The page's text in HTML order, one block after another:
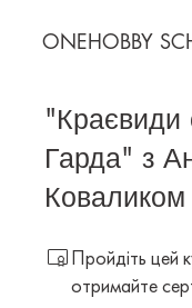
ONEHOBBY
"Краєвиди
Гарда" з
Коваликом
Пройдіть цей
отримайте